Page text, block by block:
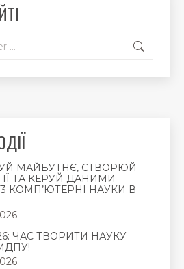
МАЙБУТНЄ, СТВОРЮЙ
ТА КЕРУЙ ДАНИМИ —
КОМП’ЮТЕРНІ НАУКИ В
ЧАС ТВОРИТИ НАУКУ